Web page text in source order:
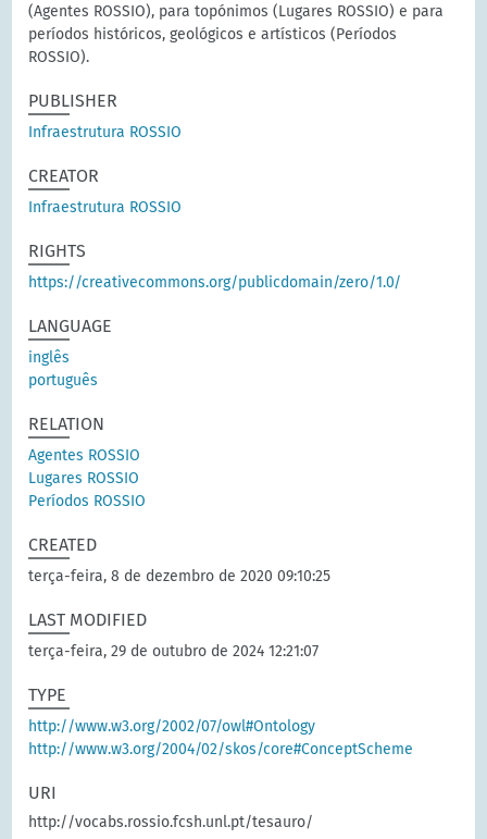
(Agentes ROSSIO), para topónimos (Lugares ROSSIO) e para
períodos históricos, geológicos e artísticos (Períodos
ROSSIO).
PUBLISHER
Infraestrutura ROSSIO
CREATOR
Infraestrutura ROSSIO
RIGHTS
https://creativecommons.org/publicdomain/zero/1.0/
LANGUAGE
inglês
português
RELATION
Agentes ROSSIO
Lugares ROSSIO
Períodos ROSSIO
CREATED
terça-feira, 8 de dezembro de 2020 09:10:25
LAST MODIFIED
terça-feira, 29 de outubro de 2024 12:21:07
TYPE
http://www.w3.org/2002/07/owl#Ontology
http://www.w3.org/2004/02/skos/core#ConceptScheme
URI
http://vocabs.rossio.fcsh.unl.pt/tesauro/